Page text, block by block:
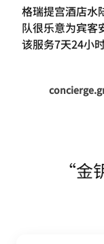
格瑞提宫酒店
队很乐意为宾客
该服务7天24小
“金